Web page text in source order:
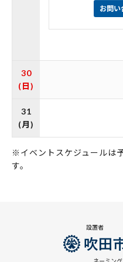
お問い
30
(日)
31
(月)
※イベントスケジュールは
す。
設置者